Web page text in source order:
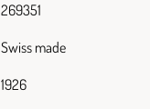
269351
Swiss made
1926